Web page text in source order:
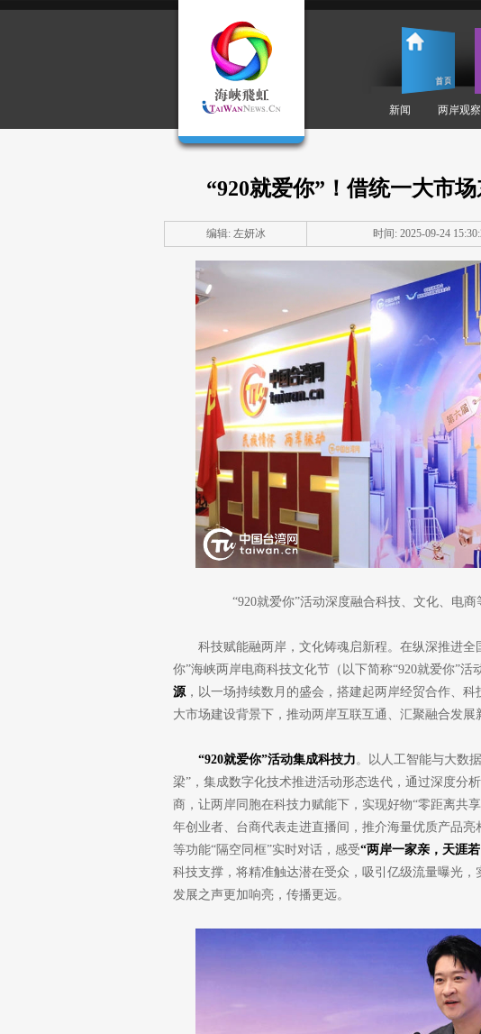
新闻 两岸观察
“920就爱你”！借统一大市
编辑: 左妍冰 时间: 2025-09-24
“920就爱你”活动深度融合科技、文化、电
科技赋能融两岸，文化铸魂启新程。在纵深推进
你”海峡两岸电商科技文化节（以下简称“920就爱你”活
源，以一场持续数月的盛会，搭建起两岸经贸合作、
大市场建设背景下，推动两岸互联互通、汇聚融合发展
“920就爱你”活动集成科技力。以人工智能与大数
梁”，集成数字化技术推进活动形态迭代，通过深度分
商，让两岸同胞在科技力赋能下，实现好物“零距离共
年创业者、台商代表走进直播间，推介海量优质产品
等功能“隔空同框”实时对话，感受“两岸一家亲，天涯
科技支撑，将精准触达潜在受众，吸引亿级流量曝光
发展之声更加响亮，传播更远。